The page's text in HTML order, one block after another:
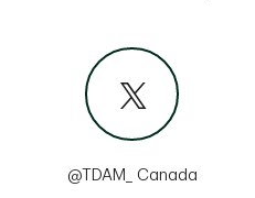
@TDAM_ Canada